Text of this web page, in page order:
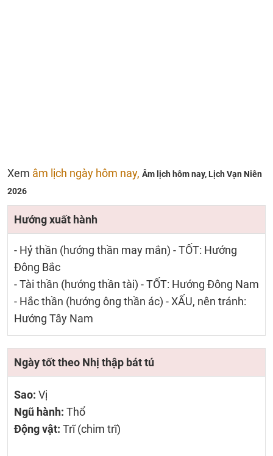
Xem âm lịch ngày hôm nay, Âm lịch hôm nay, Lịch Vạn Niên
2026
Hướng xuất hành
- Hỷ thần (hướng thần may mắn) - TỐT: Hướng
Đông Bắc
- Tài thần (hướng thần tài) - TỐT: Hướng Đông Nam
- Hắc thần (hướng ông thần ác) - XẤU, nên tránh:
Hướng Tây Nam
Ngày tốt theo Nhị thập bát tú
Sao: Vị
Ngũ hành: Thổ
Động vật: Trĩ (chim trĩ)